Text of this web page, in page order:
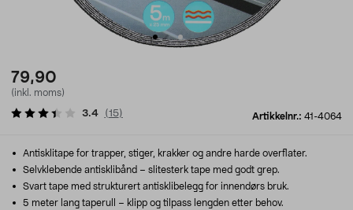
79,90
(inkl. moms)
Artikkelnr.: 41-4064
3.4 (15)
Antisklitape for trapper, stiger, krakker og andre harde overflater.
Selvklebende antisklibånd – slitesterk tape med godt grep.
Svart tape med strukturert antisklibelegg for innendørs bruk.
5 meter lang taperull – klipp og tilpass lengden etter behov.